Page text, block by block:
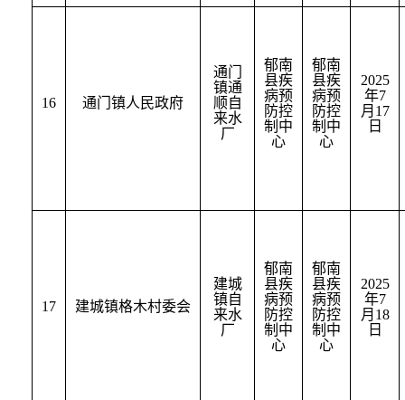
16 通门镇人民政府
通门
镇通
顺自
来水
厂
郁南
县疾
病预
防控
制中
心
郁南
县疾
病预
防控
制中
心
2025
年7
月 17
日
17 建城镇格木村委会
建城
镇自
来水
厂
郁南
县疾
病预
防控
制中
心
郁南
县疾
病预
防控
制中
心
2025
年7
月 18
日